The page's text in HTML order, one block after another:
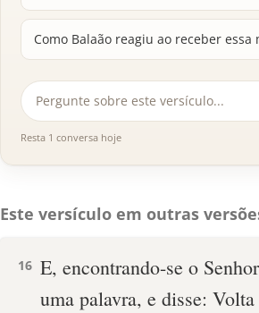
Como Balaão reagiu ao receber essa
Resta 1 conversa hoje
Este versículo em outras
16 E, encontrando-se o
uma palavra, e disse: